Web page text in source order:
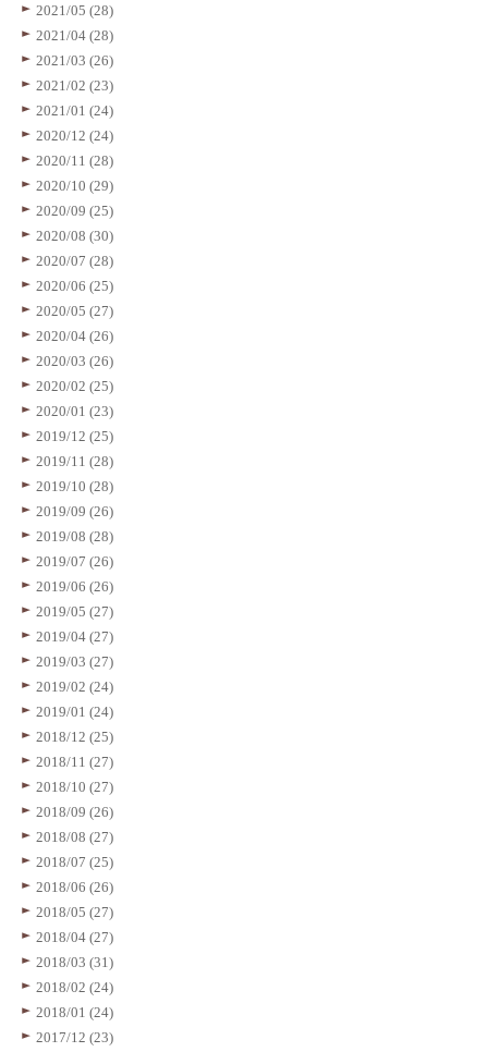
2021/05 (28)
2021/04 (28)
2021/03 (26)
2021/02 (23)
2021/01 (24)
2020/12 (24)
2020/11 (28)
2020/10 (29)
2020/09 (25)
2020/08 (30)
2020/07 (28)
2020/06 (25)
2020/05 (27)
2020/04 (26)
2020/03 (26)
2020/02 (25)
2020/01 (23)
2019/12 (25)
2019/11 (28)
2019/10 (28)
2019/09 (26)
2019/08 (28)
2019/07 (26)
2019/06 (26)
2019/05 (27)
2019/04 (27)
2019/03 (27)
2019/02 (24)
2019/01 (24)
2018/12 (25)
2018/11 (27)
2018/10 (27)
2018/09 (26)
2018/08 (27)
2018/07 (25)
2018/06 (26)
2018/05 (27)
2018/04 (27)
2018/03 (31)
2018/02 (24)
2018/01 (24)
2017/12 (23)